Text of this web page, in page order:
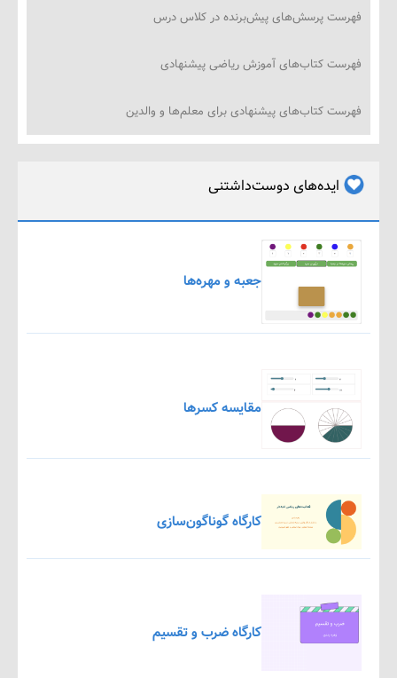
پرسش‌های پیش‌برنده در کلاس درس
کتاب‌های آموزش ریاضی پیشنهادی
کتاب‌های پیشنهادی برای معلم‌ها و والدین
ایده‌های دوست‌داشتنی
جعبه و مهره‌ها
مقایسه کسرها
کارگاه گوناگون‌سازی
کارگاه ضرب و تقسیم